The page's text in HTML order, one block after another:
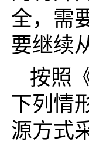
全， 需
要继续
按照
下列情
源方式